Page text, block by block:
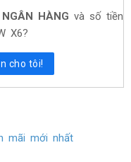
HÀNG và số tiền
X6?
cho tôi!
mãi mới nhất